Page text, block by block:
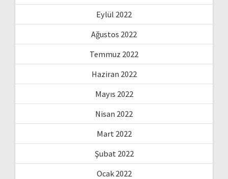
Eylül 2022
Ağustos 2022
Temmuz 2022
Haziran 2022
Mayıs 2022
Nisan 2022
Mart 2022
Şubat 2022
Ocak 2022